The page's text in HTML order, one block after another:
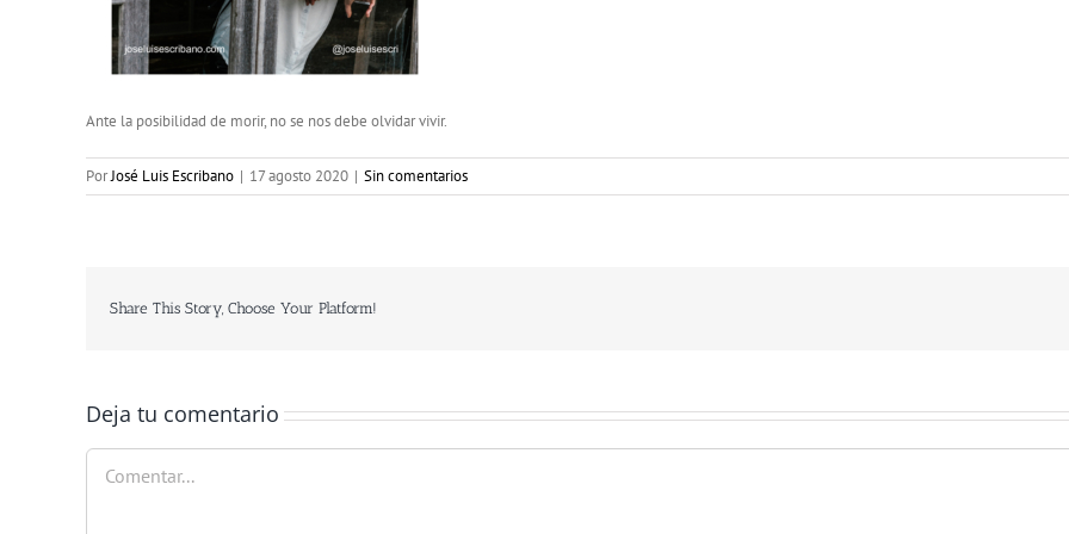
Ante la posibilidad de morir, no se nos debe olvidar vivir.
PorJosé Luis Escribano | 17 agosto 2020 | Sin comentarios
Share This Story, Choose Your Platform!
Deja tu comentario
Comentar